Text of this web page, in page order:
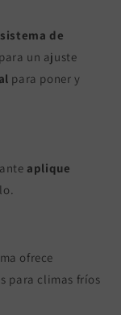
sistema de
un ajuste
para poner y
aplique
ofrece
para climas fríos